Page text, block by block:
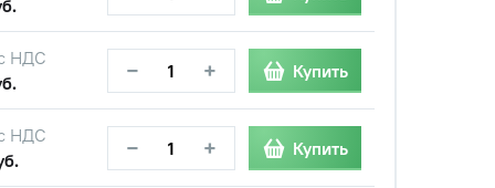
НДС
− + Купить
НДС
− + Купить